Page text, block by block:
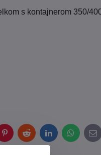
s kontajnerom 350/
PinterestRedditLinkedIn
E-